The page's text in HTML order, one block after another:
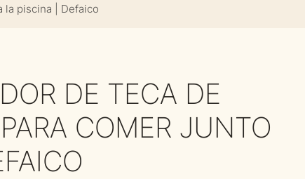
la piscina | Defaico
DE TECA DE
COMER JUNTO